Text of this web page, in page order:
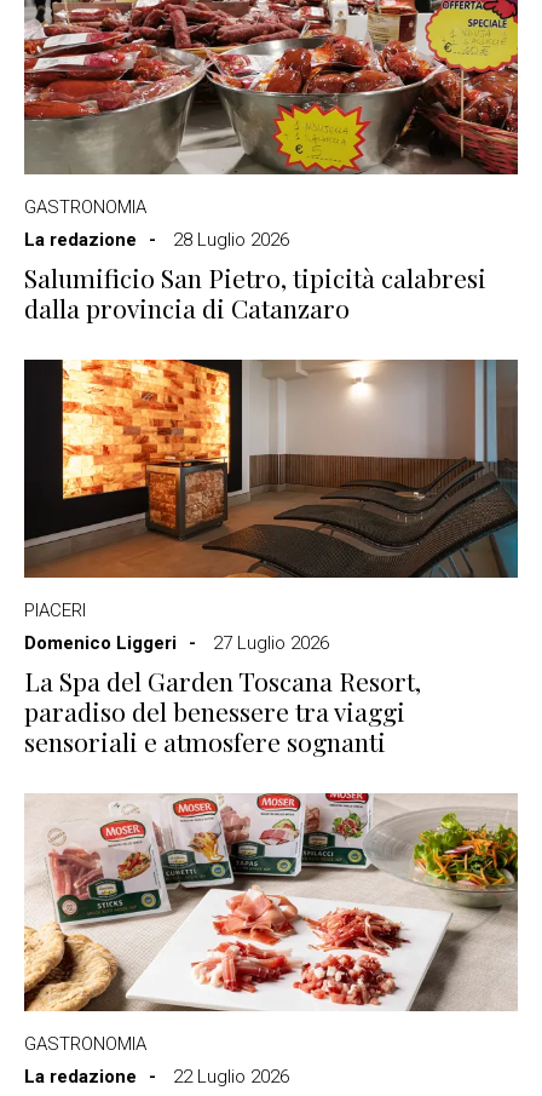
GASTRONOMIA
La redazione
28 Luglio 2026
Salumificio San Pietro, tipicità calabresi
dalla provincia di Catanzaro
PIACERI
Domenico Liggeri
27 Luglio 2026
La Spa del Garden Toscana Resort,
paradiso del benessere tra viaggi
sensoriali e atmosfere sognanti
GASTRONOMIA
La redazione
22 Luglio 2026